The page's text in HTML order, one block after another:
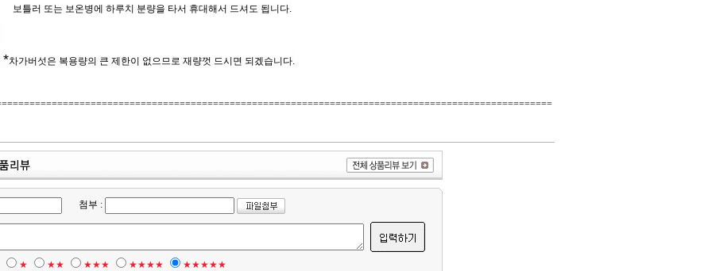
보틀러 또는 보온병에 하루치 분량을 타서 휴대해서 드셔도 됩니다.
차가버섯은 복용량의 큰 제한이 없으므로 재량껏 드시면 되겠습니다.
첨부 :
★ ★★ ★★★ ★★★★ ★★★★★